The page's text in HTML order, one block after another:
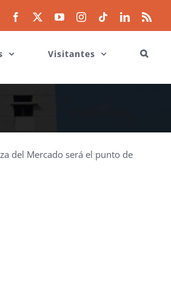
Facebook YouTubeInstagram
TiktokLinkedIn
Visitantes
del Mercado será el punto de